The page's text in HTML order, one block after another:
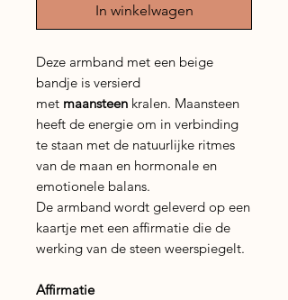
In winkelwagen
Deze armband met een beige
bandje is versierd
met maansteen kralen. Maansteen
heeft de energie om in verbinding
te staan met de natuurlijke ritmes
van de maan en hormonale en
emotionele balans.
De armband wordt geleverd op een
kaartje met een affirmatie die de
werking van de steen weerspiegelt.
Affirmatie